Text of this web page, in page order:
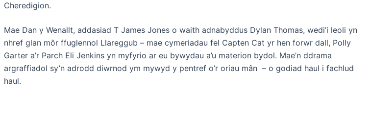
Cheredigion.
Mae Dan y Wenallt, addasiad T James Jones o waith adnabyddus Dylan Thomas, wedi’i leoli yn
nhref glan môr ffuglennol Llareggub – mae cymeriadau fel Capten Cat yr hen forwr dall, Polly
Garter a’r Parch Eli Jenkins yn myfyrio ar eu bywydau a’u materion bydol. Mae’n ddrama
argraffiadol sy’n adrodd diwrnod ym mywyd y pentref o’r oriau mân – o godiad haul i fachlud
haul.